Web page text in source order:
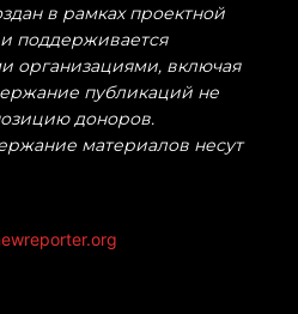
в рамках проектной
поддерживается
организациями, включая
публикаций не
доноров.
материалов несут